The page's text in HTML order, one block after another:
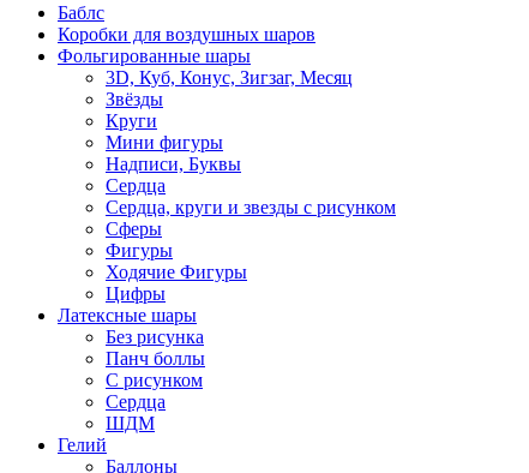
Баблс
Коробки для воздушных шаров
Фольгированные шары
3D, Куб, Конус, Зигзаг, Месяц
Звёзды
Круги
Мини фигуры
Надписи, Буквы
Сердца
Сердца, круги и звезды с рисунком
Сферы
Фигуры
Ходячие Фигуры
Цифры
Латексные шары
Без рисунка
Панч боллы
С рисунком
Сердца
ШДМ
Гелий
Баллоны